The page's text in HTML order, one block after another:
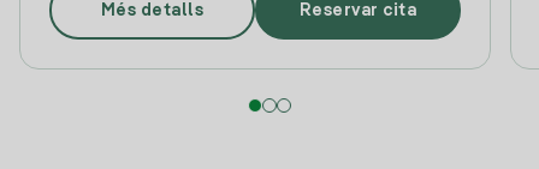
Més detalls Reservar cita